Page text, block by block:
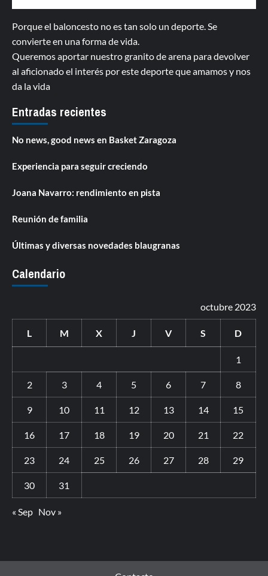
Porque el baloncesto no es tan solo un deporte. Se
convierte en una forma de vida.
Queremos aportar nuestro granito de arena para devolver
al aficionado el interés por este deporte que amamos y nos
da la vida
Entradas recientes
No news, good news en Basket Zaragoza
Experiencia para seguir creciendo
Joana Navarro: rendimiento en pista
Reunión de familia
Últimas y diversas novedades blaugranas
Calendario
octubre 2023
L M X J V S D
1
2 3 4 5 6 7 8
9 10 11 12 13 14 15
16 17 18 19 20 21 22
23 24 25 26 27 28 29
30 31
« Sep Nov »